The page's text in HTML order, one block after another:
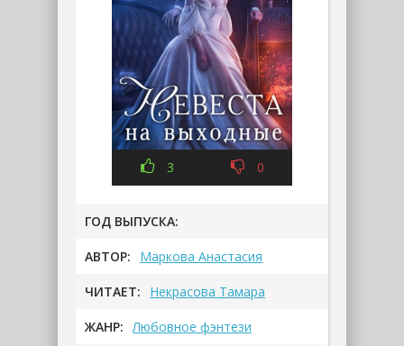
3 0
ГОД ВЫПУСКА:
АВТОР: Маркова Анастасия
ЧИТАЕТ: Некрасова Тамара
ЖАНР: Любовное фэнтези